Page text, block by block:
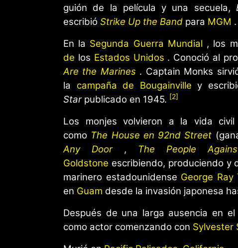
guión de la película y una secuela,
escribió Strike Up the Band para MGM .
En la Segunda Guerra Mundial , los
de los Estados Unidos . Conoció al
Are the Marines . Captain Monks
la campaña de Bougainville y
Starpublicado en 1945. [2]
Los monjes volvieron a la vida civil
como The House en 92nd Street
Any Door, The People
Goldstone escribiendo, produciendo y
marinero estadounidense George Ray
en Guam desde la invasión japonesa
Después de una larga ausencia en
como actor comenzando con Sylvester